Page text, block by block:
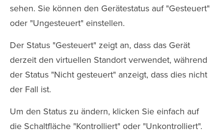
sehen. Sie können den Gerätestatus auf "Gesteuert"
oder "Ungesteuert" einstellen.
Der Status "Gesteuert" zeigt an, dass das Gerät
derzeit den virtuellen Standort verwendet, während
der Status "Nicht gesteuert" anzeigt, dass dies nicht
der Fall ist.
Um den Status zu ändern, klicken Sie einfach auf
die Schaltfläche "Kontrolliert" oder "Unkontrolliert".